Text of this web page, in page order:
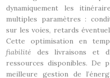
dynamiquement les
multiples paramètres :
sur les voies, retards
Cette optimisation en
fiabilité des livraisons et
ressources disponibles. De
meilleure gestion de